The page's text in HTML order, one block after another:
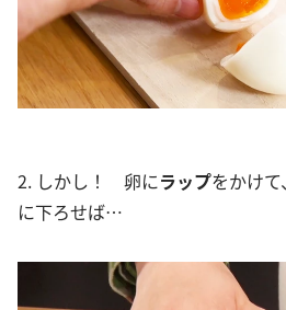
2. しかし！ 卵にラップをかけて、
に下ろせば…